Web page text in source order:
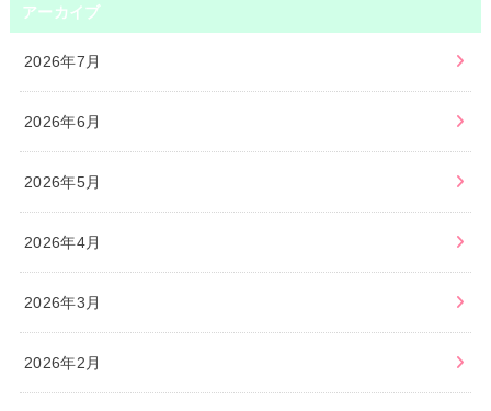
アーカイブ
2026年7月
2026年6月
2026年5月
2026年4月
2026年3月
2026年2月